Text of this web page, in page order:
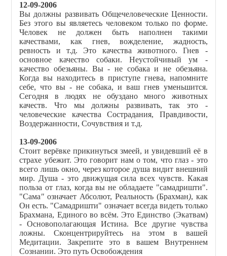
12-09-2006
Вы должны развивать Общечеловеческие Ценности.
Без этого вы являетесь человеком только по форме.
Человек не должен быть наполнен такими
качествами, как гнев, вожделение, жадность,
ревность и т.д. Это качества животного. Гнев -
основное качество собаки. Неустойчивый ум -
качество обезьяны. Вы - не собака и не обезьяна.
Когда вы находитесь в приступе гнева, напомните
себе, что вы - не собака, и ваш гнев уменьшится.
Сегодня в людях не обуздано много животных
качеств. Что мы должны развивать, так это -
человеческие качества Сострадания, Правдивости,
Воздержанности, Сочувствия и т.д.
13-09-2006
Стоит верёвке прикинуться змеей, и увидевший её в
страхе убежит. Это говорит нам о том, что глаз - это
всего лишь окно, через которое душа видит внешний
мир. Душа - это движущая сила всех чувств. Какая
польза от глаз, когда вы не обладаете "самадришти".
"Сама" означает Абсолют, Реальность (Брахман), как
Он есть. "Cамадришти" означает всегда видеть только
Брахмана, Единого во всём. Это Единство (Экатвам)
- Основополагающая Истина. Все другие чувства
ложны. Сконцентрируйтесь на этом в вашей
Медитации. Закрепите это в вашем Внутреннем
Сознании. Это путь Освобождения